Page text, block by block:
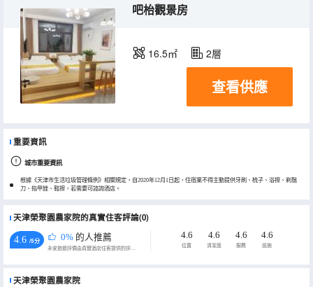
吧枱觀景房
16.5㎡ 2層
查看供應
重要資訊
城市重要資訊
根據《天津市生活垃圾管理條例》相關規定，自2020年12月1日起，住宿業不得主動提供牙刷、梳子、浴擦、剃鬚
刀、指甲銼、鞋擦，若需要可諮詢酒店。
天津榮聚園農家院的真實住客評論(0)
4.6 /5分 0% 的人推薦
永安旅遊評價由真實酒店住客提供的評價。
4.6
位置
4.6
清潔度
4.6
服務
4.6
設施
天津榮聚園農家院